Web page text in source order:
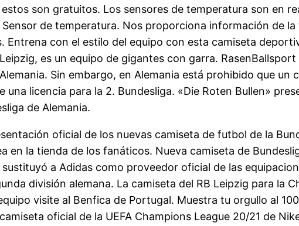
son gratuitos. Los sensores de temperatura son en
de temperatura. Nos proporciona información de
Entrena con el estilo del equipo con esta camiseta
es un equipo de gigantes con garra.
Sin embargo, en Alemania está prohibido que un
una licencia para la 2. Bundesliga. «Die Roten Bullen»
de Alemania.
oficial de los nuevas camiseta de futbol de la
en la tienda de los fanáticos. Nueva camiseta de
a Adidas como proveedor oficial de las
división alemana. La camiseta del RB Leipzig para la
visite al Benfica de Portugal. Muestra tu orgullo al
oficial de la UEFA Champions League 20/21 de